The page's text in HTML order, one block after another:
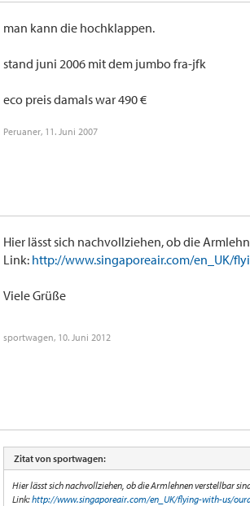
man kann die hochklappen.
stand juni 2006 mit dem jumbo fra-jfk
eco preis damals war 490 €
Peruaner, 11. Juni 2007
Hier lässt sich nachvollziehen, ob die
Link: http://www.singaporeair.com/en_UK/
Viele Grüße
sportwagen, 10. Juni 2012
Zitat von sportwagen:
Hier lässt sich nachvollziehen, ob die Armlehnen verstellbar
Link:http://www.singaporeair.com/en_UK/flying-with-us/